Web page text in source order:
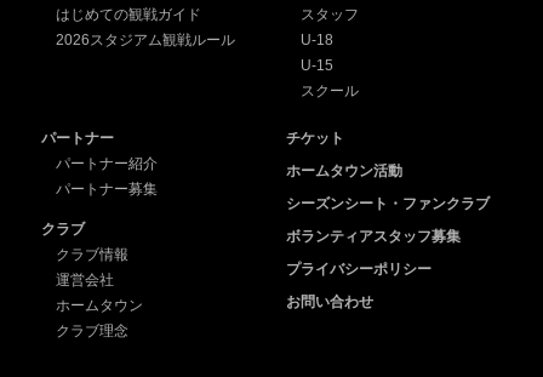
はじめての観戦ガイド
2026スタジアム観戦ルール
スタッフ
U-18
U-15
スクール
パートナー
パートナー紹介
パートナー募集
クラブ
クラブ情報
運営会社
ホームタウン
クラブ理念
チケット
ホームタウン活動
シーズンシート・ファンクラブ
ボランティアスタッフ募集
プライバシーポリシー
お問い合わせ